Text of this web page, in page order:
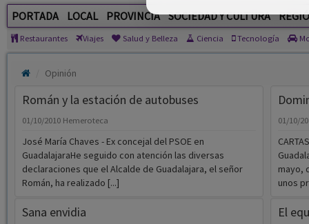
PORTADA LOCAL PROVINCIA SOCIEDAD Y CULTURA
Restaurantes Viajes Salud y Belleza Ciencia Tecnología
Opinión
Román y la estación de autobuses
01/10/2010 Hemeroteca
José María Chaves - Ex concejal del PSOE en
GuadalajaraHe seguido con atención las diversas
declaraciones que el Alcalde de Guadalajara, el señor
Román, ha realizado [...]
Sana envidia
01/10/
mayo,
unos
El